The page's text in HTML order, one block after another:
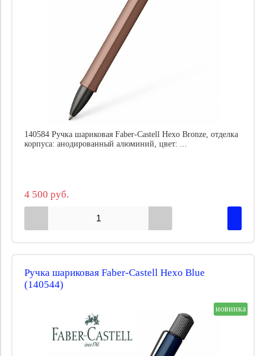
140584 Ручка шариковая Faber-Castell Hexo Bronze, отделка
корпуса: анодированный алюминий, цвет: ...
4 500 руб.
Ручка шариковая Faber-Castell Hexo Blue
(140544)
новинка